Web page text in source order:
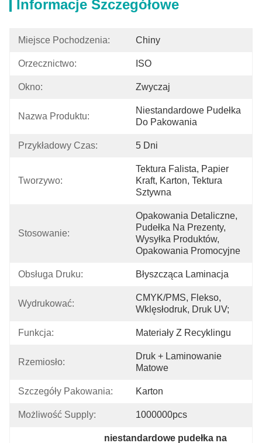
Informacje Szczegółowe
Miejsce Pochodzenia: Chiny
Orzecznictwo: ISO
Okno: Zwyczaj
Nazwa Produktu:
Niestandardowe Pudełka
Do Pakowania
Przykładowy Czas: 5 Dni
Tworzywo:
Tektura Falista, Papier
Kraft, Karton, Tektura
Sztywna
Stosowanie:
Opakowania Detaliczne,
Pudełka Na Prezenty,
Wysyłka Produktów,
Opakowania Promocyjne
Obsługa Druku: Błyszcząca Laminacja
Wydrukować:
CMYK/PMS, Flekso,
Wklęsłodruk, Druk UV;
Funkcja: Materiały Z Recyklingu
Rzemiosło:
Druk + Laminowanie
Matowe
Szczegóły Pakowania: Karton
Możliwość Supply: 1000000pcs
niestandardowe pudełka na